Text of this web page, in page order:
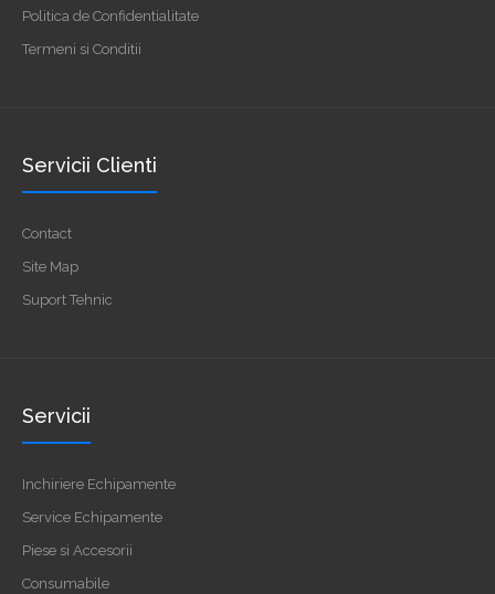
Politica de Confidentialitate
Termeni si Conditii
Servicii Clienti
Contact
Site Map
Suport Tehnic
Servicii
Inchiriere Echipamente
Service Echipamente
Piese si Accesorii
Consumabile